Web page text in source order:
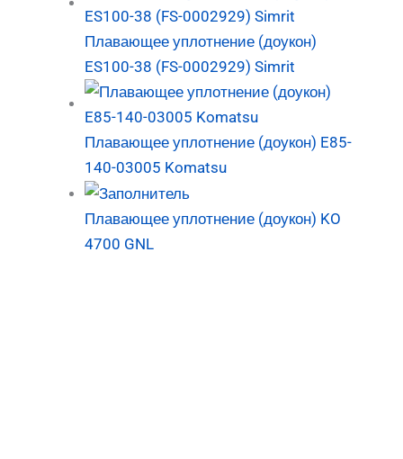
Плавающее уплотнение (доукон)
ES100-38 (FS-0002929) Simrit
Плавающее уплотнение (доукон) E85-
140-03005 Komatsu
Плавающее уплотнение (доукон) KO
4700 GNL